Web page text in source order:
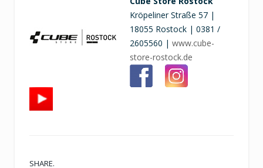
Kröpeliner Straße 57 |
18055 Rostock | 0381 /
2605560 | www.cube-
store-rostock.de
SHARE.